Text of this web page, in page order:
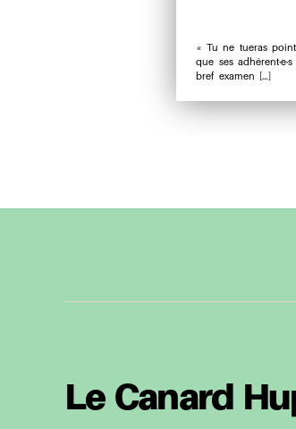
« Tu ne tueras
que ses
bref examen […]
Le Canard